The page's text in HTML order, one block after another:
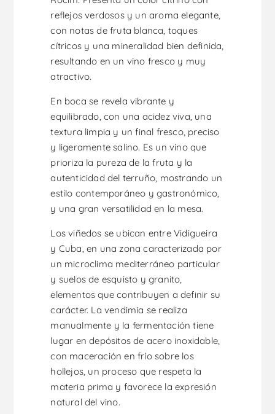
reflejos verdosos y un aroma elegante,
con notas de fruta blanca, toques
cítricos y una mineralidad bien definida,
resultando en un vino fresco y muy
atractivo.
En boca se revela vibrante y
equilibrado, con una acidez viva, una
textura limpia y un final fresco, preciso
y ligeramente salino. Es un vino que
prioriza la pureza de la fruta y la
autenticidad del terruño, mostrando un
estilo contemporáneo y gastronómico,
y una gran versatilidad en la mesa.
Los viñedos se ubican entre Vidigueira
y Cuba, en una zona caracterizada por
un microclima mediterráneo particular
y suelos de esquisto y granito,
elementos que contribuyen a definir su
carácter. La vendimia se realiza
manualmente y la fermentación tiene
lugar en depósitos de acero inoxidable,
con maceración en frío sobre los
hollejos, un proceso que respeta la
materia prima y favorece la expresión
natural del vino.